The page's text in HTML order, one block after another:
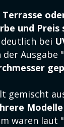
und Preis
bei
der Ausgabe
gemischt
waren laut